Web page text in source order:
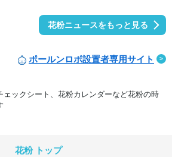
花粉ニュースをもっと見る
ポールンロボ設置者専用サイト
ェックシート、花粉カレンダーなど花粉の時
花粉 トップ